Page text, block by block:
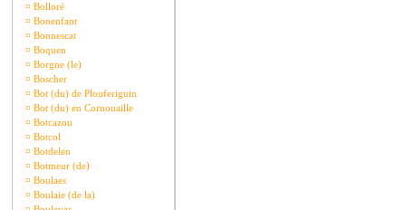
¤ Bolloré
¤ Bonenfant
¤ Bonnescat
¤ Boquen
¤ Borgne (le)
¤ Boscher
¤ Bot (du) de Plouferiguin
¤ Bot (du) en Cornouaille
¤ Botcazou
¤ Botcol
¤ Botdelen
¤ Botmeur (de)
¤ Boulaes
¤ Boulaie (de la)